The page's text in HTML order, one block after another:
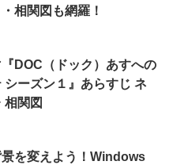
相関図も網羅！
『DOC（ドック）あすへの
シーズン１』あらすじ ネ
相関図
を変えよう！Windows